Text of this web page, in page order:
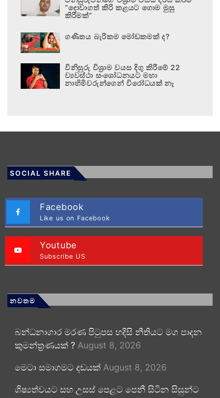
“දොවාගත් කිරි කළයට ගොම මුසු
කිරීමක්”
ගණිතය බැරිකම මෝඩකමක් ද?
විනිසුරු විශ්‍රාම වයස දිගු කිරීමේ 22
ව්‍යවස්ථා සංශෝධනයට මහා
නාහිමිවරුන්ගෙන් විරෝධයක් නෑ
SOCIAL SHARE
Facebook
Like us on Facebook
Youtube
Subscribe US
නවතම
බන්ධනාගාර මරණ පිටුපස හදිසි නීතියට මග පාදන
කුමන්ත්‍රණයක් ? August 8, 2026
මෙටා සමාගමට දඩයක් August 8, 2026
ශිෂ්‍යත්වයට සහ උසස් පෙළට පෙනී සිටින සිසුන්ට